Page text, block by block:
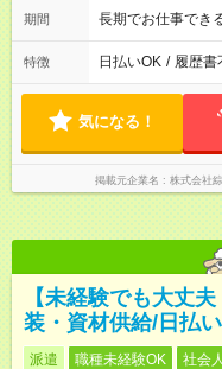
期間 長期でお仕事でき
特徴 日払いOK / 履歴書
気になる！
掲載元企業名 株式会社
【未経験でも大丈
装・資材供給/日払
派遣 職種未経験OK 社会